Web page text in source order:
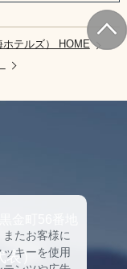
テルズ） HOME
表）
たお客様に
キーを使用